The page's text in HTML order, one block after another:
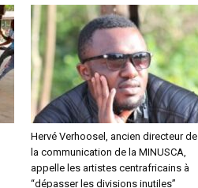
Hervé Verhoosel, ancien directeur de
la communication de la MINUSCA,
appelle les artistes centrafricains à
“dépasser les divisions inutiles”